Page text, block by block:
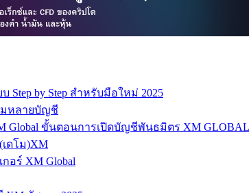
Step by Step สำหรับมือใหม่ 2025
มหลายบัญชี
Global ขั้นตอนการเปิดบัญชีพันธมิตร XM
ดโม)XM
อร์ XM Global